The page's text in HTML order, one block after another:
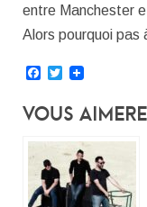
entre Manchester
Alors pourquoi pas
Facebook
Twitter
Vous